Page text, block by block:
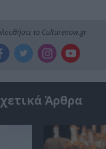
το Culturenow.gr
Άρθρα